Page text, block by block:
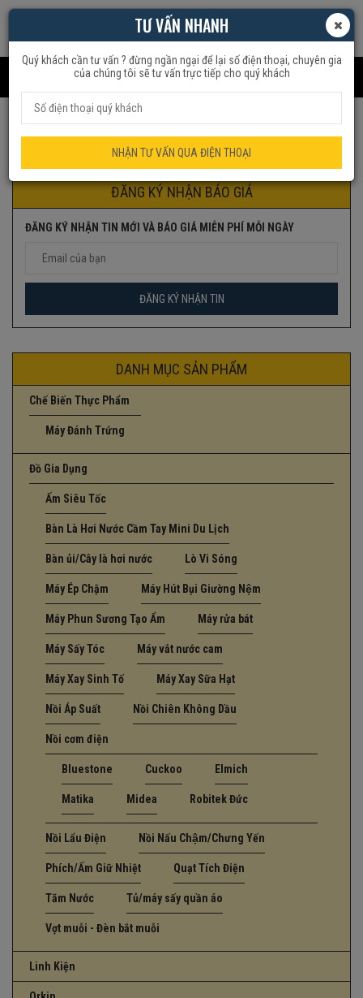
ĐĂNG KÝ NHẬN BÁO GIÁ
ĐĂNG KÝ NHẬN TIN MỚI VÀ BÁO GIÁ MIỄN PHÍ MỖI NGÀY
DANH MỤC SẢN PHẨM
Chế Biến Thực Phẩm
Máy Đánh Trứng
Đồ Gia Dụng
Ấm Siêu Tốc
Bàn Là Hơi Nước Cầm Tay Mini Du Lịch
Bàn ủi/Cây là hơi nước Lò Vi Sóng
Máy Ép Chậm Máy Hút Bụi Giường Nệm
Máy Phun Sương Tạo Ẩm Máy rửa bát
Máy Sấy Tóc Máy vắt nước cam
Máy Xay Sinh Tố Máy Xay Sữa Hạt
Nồi Áp Suất Nồi Chiên Không Dầu
Nồi cơm điện
Bluestone Cuckoo Elmich
Matika Midea Robitek Đức
Nồi Lẩu Điện Nồi Nấu Chậm/Chưng Yến
Phích/Ấm Giữ Nhiệt Quạt Tích Điện
Tăm Nước Tủ/máy sấy quần áo
Vợt muỗi - Đèn bắt muỗi
Linh Kiện
TƯ VẤN NHANH
Quý khách cần tư vấn ? đừng ngần ngại để lại số điện thoại, chuyên gia
của chúng tôi sẽ tư vấn trực tiếp cho quý khách
NHẬN TƯ VẤN QUA ĐIỆN THOẠI